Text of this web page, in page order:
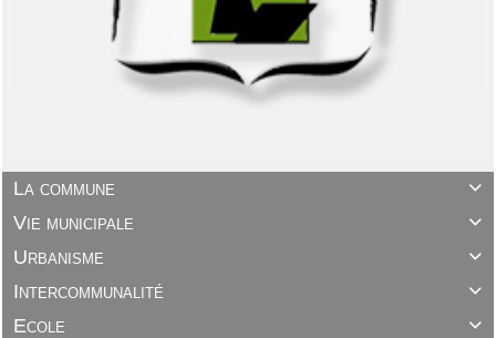

La commune

Vie municipale

Urbanisme

Intercommunalité

Ecole